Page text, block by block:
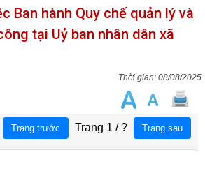
Ban hành Quy chế quản lý và
tại Uỷ ban nhân dân xã
08/08/2025